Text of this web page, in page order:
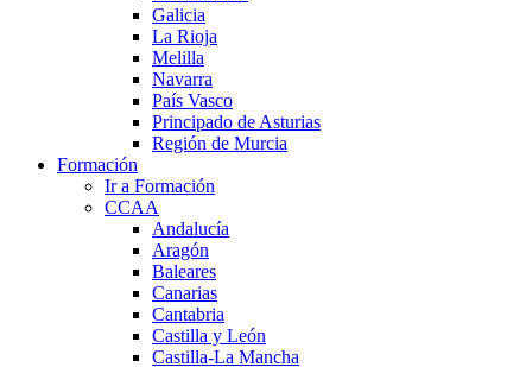
Galicia
La Rioja
Melilla
Navarra
País Vasco
Principado de Asturias
Región de Murcia
Formación
Ir a Formación
CCAA
Andalucía
Aragón
Baleares
Canarias
Cantabria
Castilla y León
Castilla-La Mancha